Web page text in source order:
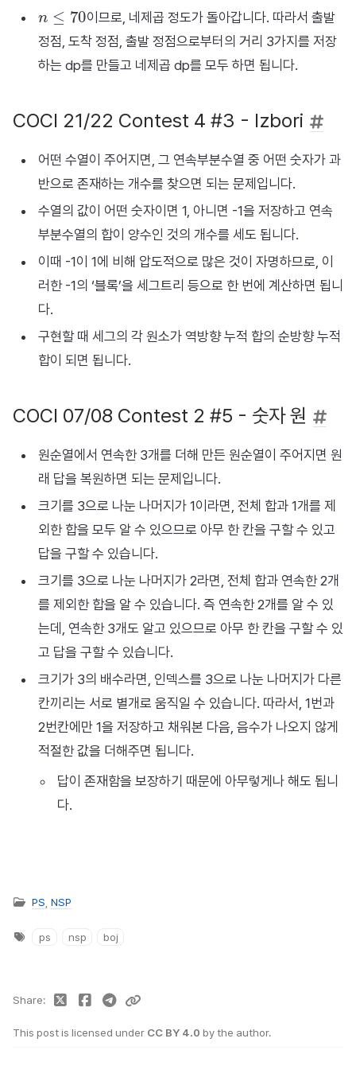
70
이므로, 네제곱 정도가 돌아갑니다. 따라서 출발
정점, 도착 정점, 출발 정점으로부터의 거리 3가지를 저장
하는 dp를 만들고 네제곱 dp를 모두 하면 됩니다.
COCI 21/22 Contest 4 #3 - Izbori
어떤 수열이 주어지면, 그 연속부분수열 중 어떤 숫자가 과
반으로 존재하는 개수를 찾으면 되는 문제입니다.
수열의 값이 어떤 숫자이면 1, 아니면 -1을 저장하고 연속
부분수열의 합이 양수인 것의 개수를 세도 됩니다.
이때 -1이 1에 비해 압도적으로 많은 것이 자명하므로, 이
러한 -1의 ‘블록’을 세그트리 등으로 한 번에 계산하면 됩니
다.
구현할 때 세그의 각 원소가 역방향 누적 합의 순방향 누적
합이 되면 됩니다.
COCI 07/08 Contest 2 #5 - 숫자 원
원순열에서 연속한 3개를 더해 만든 원순열이 주어지면 원
래 답을 복원하면 되는 문제입니다.
크기를 3으로 나눈 나머지가 1이라면, 전체 합과 1개를 제
외한 합을 모두 알 수 있으므로 아무 한 칸을 구할 수 있고
답을 구할 수 있습니다.
크기를 3으로 나눈 나머지가 2라면, 전체 합과 연속한 2개
를 제외한 합을 알 수 있습니다. 즉 연속한 2개를 알 수 있
는데, 연속한 3개도 알고 있으므로 아무 한 칸을 구할 수 있
고 답을 구할 수 있습니다.
크기가 3의 배수라면, 인덱스를 3으로 나눈 나머지가 다른
칸끼리는 서로 별개로 움직일 수 있습니다. 따라서, 1번과
2번칸에만 1을 저장하고 채워본 다음, 음수가 나오지 않게
적절한 값을 더해주면 됩니다.
답이 존재함을 보장하기 때문에 아무렇게나 해도 됩니
다.
PS NSP
ps nsp boj
This post is licensed under CC BY 4.0 by the author.
Share